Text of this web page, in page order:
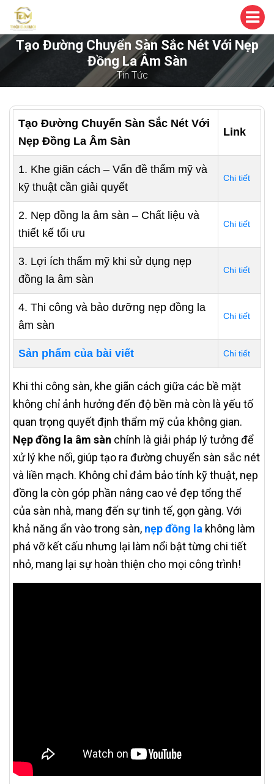
Tạo Đường Chuyển Sàn Sắc Nét Với Nẹp
Đồng La Âm Sàn
Tin Tức
Tạo Đường Chuyển Sàn Sắc Nét Với
Nẹp Đồng La Âm Sàn
Link
1. Khe giãn cách – Vấn đề thẩm mỹ và
kỹ thuật cần giải quyết
Chi tiết
2. Nẹp đồng la âm sàn – Chất liệu và
thiết kế tối ưu
Chi tiết
3. Lợi ích thẩm mỹ khi sử dụng nẹp
đồng la âm sàn
Chi tiết
4. Thi công và bảo dưỡng nẹp đồng la
âm sàn
Chi tiết
Sản phẩm của bài viết Chi tiết
Khi thi công sàn, khe giãn cách giữa các bề mặt
không chỉ ảnh hưởng đến độ bền mà còn là yếu tố
quan trọng quyết định thẩm mỹ của không gian.
Nẹp đồng la âm sàn chính là giải pháp lý tưởng để
xử lý khe nối, giúp tạo ra đường chuyển sàn sắc nét
và liền mạch. Không chỉ đảm bảo tính kỹ thuật, nẹp
đồng la còn góp phần nâng cao vẻ đẹp tổng thể
của sàn nhà, mang đến sự tinh tế, gọn gàng. Với
khả năng ẩn vào trong sàn, nẹp đồng la không làm
phá vỡ kết cấu nhưng lại làm nổi bật từng chi tiết
nhỏ, mang lại sự hoàn thiện cho mọi công trình!